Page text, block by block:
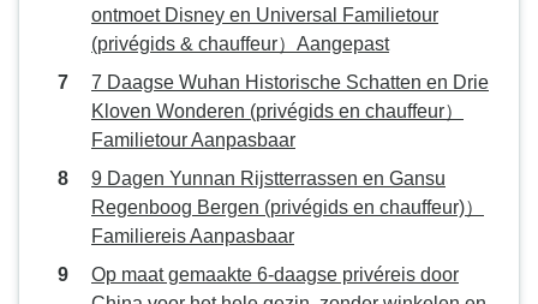
ontmoet Disney en Universal Familietour
(privégids & chauffeur）Aangepast
7 Daagse Wuhan Historische Schatten en Drie
Kloven Wonderen (privégids en chauffeur）
Familietour Aanpasbaar
9 Dagen Yunnan Rijstterrassen en Gansu
Regenboog Bergen (privégids en chauffeur)）
Familiereis Aanpasbaar
Op maat gemaakte 6-daagse privéreis door